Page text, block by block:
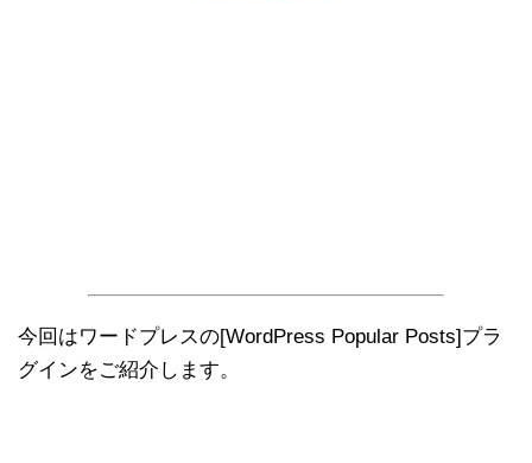
今回はワードプレスの[WordPress Popular Posts]プラ
グインをご紹介します。